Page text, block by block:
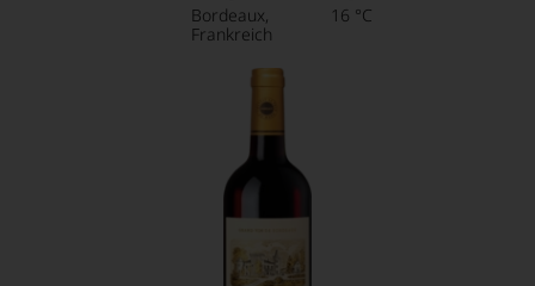
Bordeaux
Frankreich
16 °C